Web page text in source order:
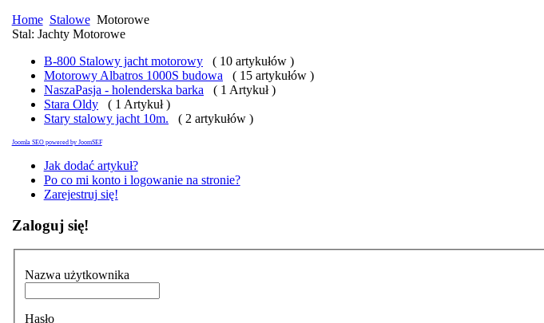
Home Stalowe Motorowe
Stal: Jachty Motorowe
B-800 Stalowy jacht motorowy
( 10 artykułów )
Motorowy Albatros 1000S budowa
( 15 artykułów )
NaszaPasja - holenderska barka
( 1 Artykuł )
Stara Oldy
( 1 Artykuł )
Stary stalowy jacht 10m.
( 2 artykułów )
Joomla SEO powered by JoomSEF
Jak dodać artykuł?
Po co mi konto i logowanie na stronie?
Zarejestruj się!
Zaloguj się!
Nazwa użytkownika
Hasło